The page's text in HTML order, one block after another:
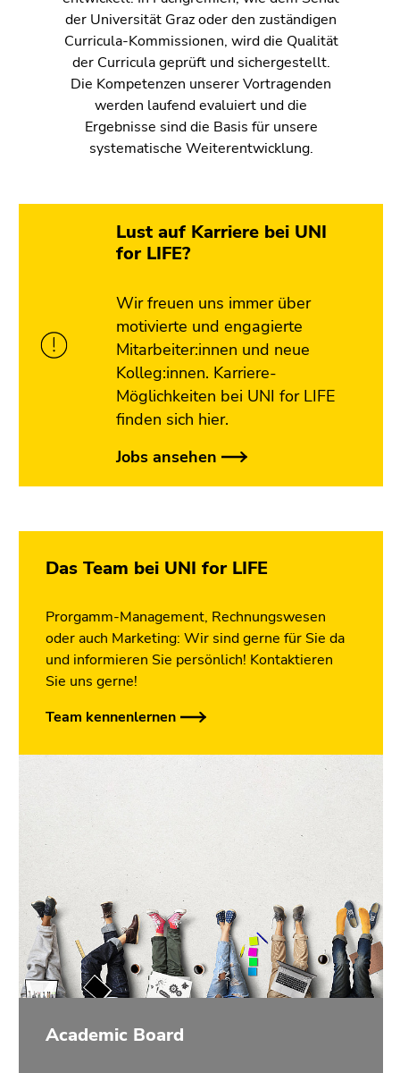
der Universität Graz oder den zuständigen
Curricula-Kommissionen, wird die Qualität
der Curricula geprüft und sichergestellt.
Die Kompetenzen unserer Vortragenden
werden laufend evaluiert und die
Ergebnisse sind die Basis für unsere
systematische Weiterentwicklung.
Lust auf Karriere bei UNI
for LIFE?
Wir freuen uns immer über
motivierte und engagierte
Mitarbeiter:innen und neue
Kolleg:innen. Karriere-
Möglichkeiten bei UNI for LIFE
finden sich hier.
Jobs ansehen
Das Team bei UNI for LIFE
Prorgamm-Management, Rechnungswesen
oder auch Marketing: Wir sind gerne für Sie da
und informieren Sie persönlich! Kontaktieren
Sie uns gerne!
Team kennenlernen
Academic Board